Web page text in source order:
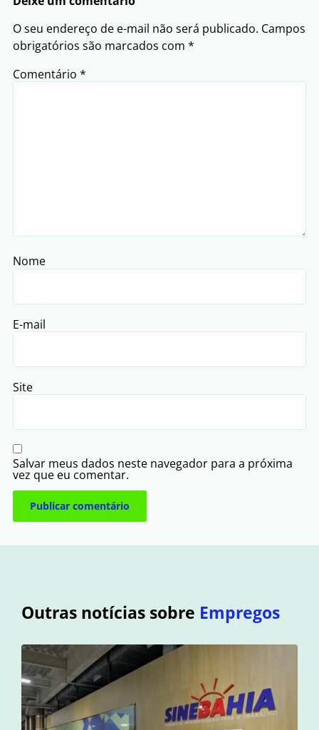
O seu endereço de e-mail não será publicado. Campos
obrigatórios são marcados com *
Comentário *
Nome
E-mail
Site
Salvar meus dados neste navegador para a próxima
vez que eu comentar.
Outras notícias sobre Empregos